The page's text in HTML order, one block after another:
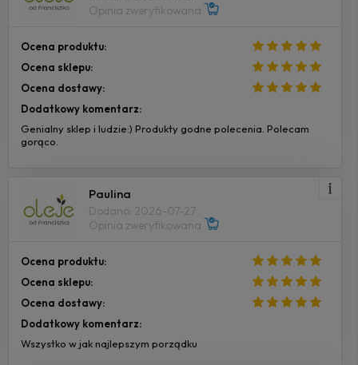
Opinia zweryfikowana
Ocena produktu:
Ocena sklepu:
Ocena dostawy:
Dodatkowy komentarz:
Genialny sklep i ludzie:) Produkty godne polecenia. Polecam
gorąco.
Paulina
Dodano: 2026-07-27
Opinia zweryfikowana
Ocena produktu:
Ocena sklepu:
Ocena dostawy:
Dodatkowy komentarz:
Wszystko w jak najlepszym porządku